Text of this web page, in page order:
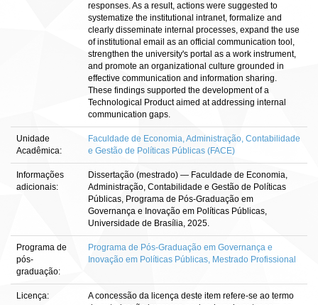
responses. As a result, actions were suggested to
systematize the institutional intranet, formalize and
clearly disseminate internal processes, expand the use
of institutional email as an official communication tool,
strengthen the university's portal as a work instrument,
and promote an organizational culture grounded in
effective communication and information sharing.
These findings supported the development of a
Technological Product aimed at addressing internal
communication gaps.
Unidade
Acadêmica:
Faculdade de Economia, Administração, Contabilidade
e Gestão de Políticas Públicas (FACE)
Informações
adicionais:
Dissertação (mestrado) — Faculdade de Economia,
Administração, Contabilidade e Gestão de Políticas
Públicas, Programa de Pós-Graduação em
Governança e Inovação em Políticas Públicas,
Universidade de Brasília, 2025.
Programa de
pós-
graduação:
Programa de Pós-Graduação em Governança e
Inovação em Políticas Públicas, Mestrado Profissional
Licença:
A concessão da licença deste item refere-se ao termo